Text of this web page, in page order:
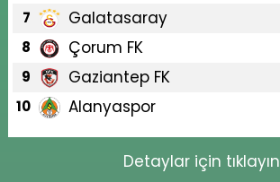
7 Galatasaray
8 Çorum FK
9 Gaziantep FK
10 Alanyaspor
Detaylar için tıklayın